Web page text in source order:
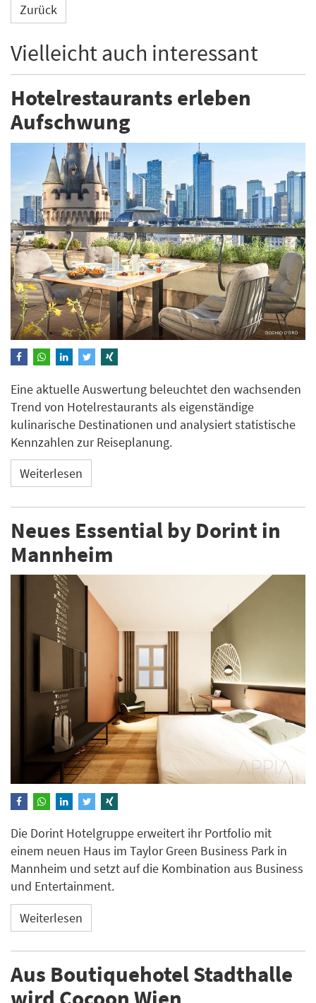
Zurück
Vielleicht auch interessant
Hotelrestaurants erleben
Aufschwung
Eine aktuelle Auswertung beleuchtet den wachsenden
Trend von Hotelrestaurants als eigenständige
kulinarische Destinationen und analysiert statistische
Kennzahlen zur Reiseplanung.
Weiterlesen
Neues Essential by Dorint in
Mannheim
Die Dorint Hotelgruppe erweitert ihr Portfolio mit
einem neuen Haus im Taylor Green Business Park in
Mannheim und setzt auf die Kombination aus Business
und Entertainment.
Weiterlesen
Aus Boutiquehotel Stadthalle